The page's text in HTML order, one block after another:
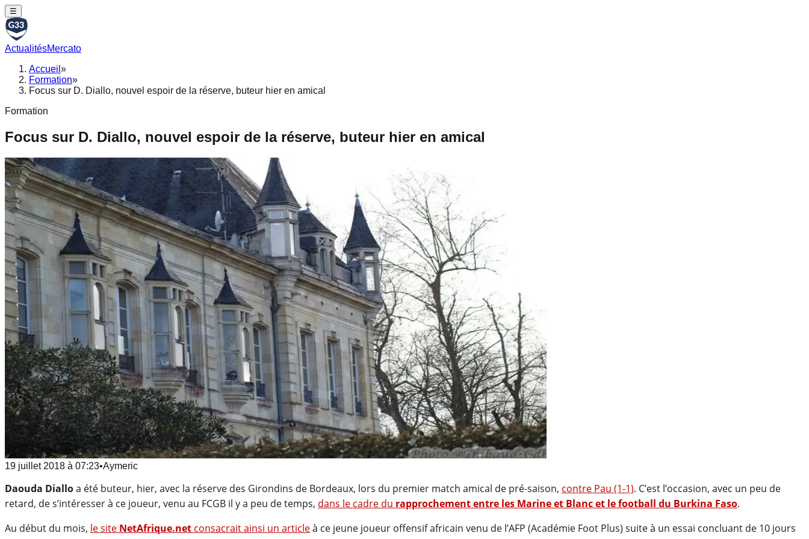
☰
ActualitésMercato
Accueil »
Formation»
Focus sur D. Diallo, nouvel espoir de la réserve, buteur hier en amical
Formation
Focus sur D. Diallo, nouvel espoir de la réserve, buteur hier en amical
19 juillet 2018 à 07:23•Aymeric
Daouda Dialloa été buteur, hier, avec la réserve des Girondins de Bordeaux, lors du premier match amical de pré-saison, contre Pau (1-1). C’est l’occasion, avec un peu de
retard, de s’intéresser à ce joueur, venu au FCGB il y a peu de temps, dans le cadre du rapprochement entre les Marine et Blanc et le football du Burkina Faso.
Au début du mois, le site NetAfrique.net consacrait ainsi un articleà ce jeune joueur offensif africain venu de l’AFP (Académie Foot Plus) suite à un essai concluant de 10 jours